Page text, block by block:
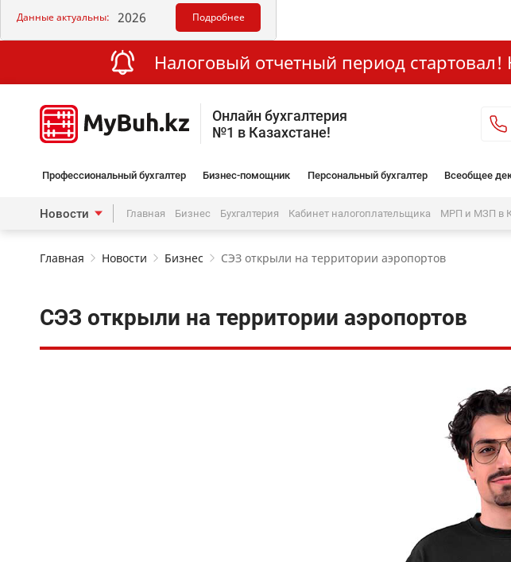
Данные актуальны: 2026 Подробнее
Налоговый отчетный период стартовал!
Онлайн бухгалтерия
№1 в Казахстане!
Профессиональный бухгалтер Бизнес-помощник Персональный бухгалтер Всеобщее
Новости Главная Бизнес Бухгалтерия Кабинет налогоплательщика МРП и МЗП в
Главная Новости Бизнес СЭЗ открыли на территории аэропортов
СЭЗ открыли на территории аэропортов